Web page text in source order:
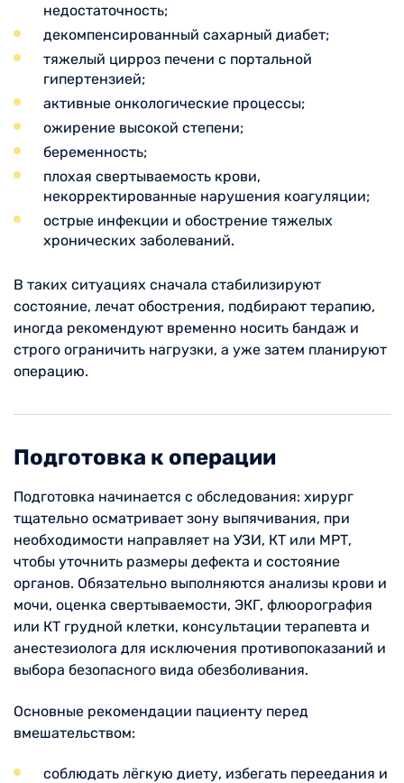
недостаточность;
декомпенсированный сахарный диабет;
тяжелый цирроз печени с портальной
гипертензией;
активные онкологические процессы;
ожирение высокой степени;
беременность;
плохая свертываемость крови,
некорректированные нарушения коагуляции;
острые инфекции и обострение тяжелых
хронических заболеваний.
В таких ситуациях сначала стабилизируют
состояние, лечат обострения, подбирают терапию,
иногда рекомендуют временно носить бандаж и
строго ограничить нагрузки, а уже затем планируют
операцию.
Подготовка к операции
Подготовка начинается с обследования: хирург
тщательно осматривает зону выпячивания, при
необходимости направляет на УЗИ, КТ или МРТ,
чтобы уточнить размеры дефекта и состояние
органов. Обязательно выполняются анализы крови и
мочи, оценка свертываемости, ЭКГ, флюорография
или КТ грудной клетки, консультации терапевта и
анестезиолога для исключения противопоказаний и
выбора безопасного вида обезболивания.
Основные рекомендации пациенту перед
вмешательством:
соблюдать лёгкую диету, избегать переедания и